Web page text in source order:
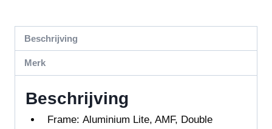
Beschrijving
Merk
Beschrijving
Frame: Aluminium Lite, AMF, Double